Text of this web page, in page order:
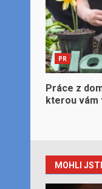
PR
Práce z
kterou vám
MOHLI